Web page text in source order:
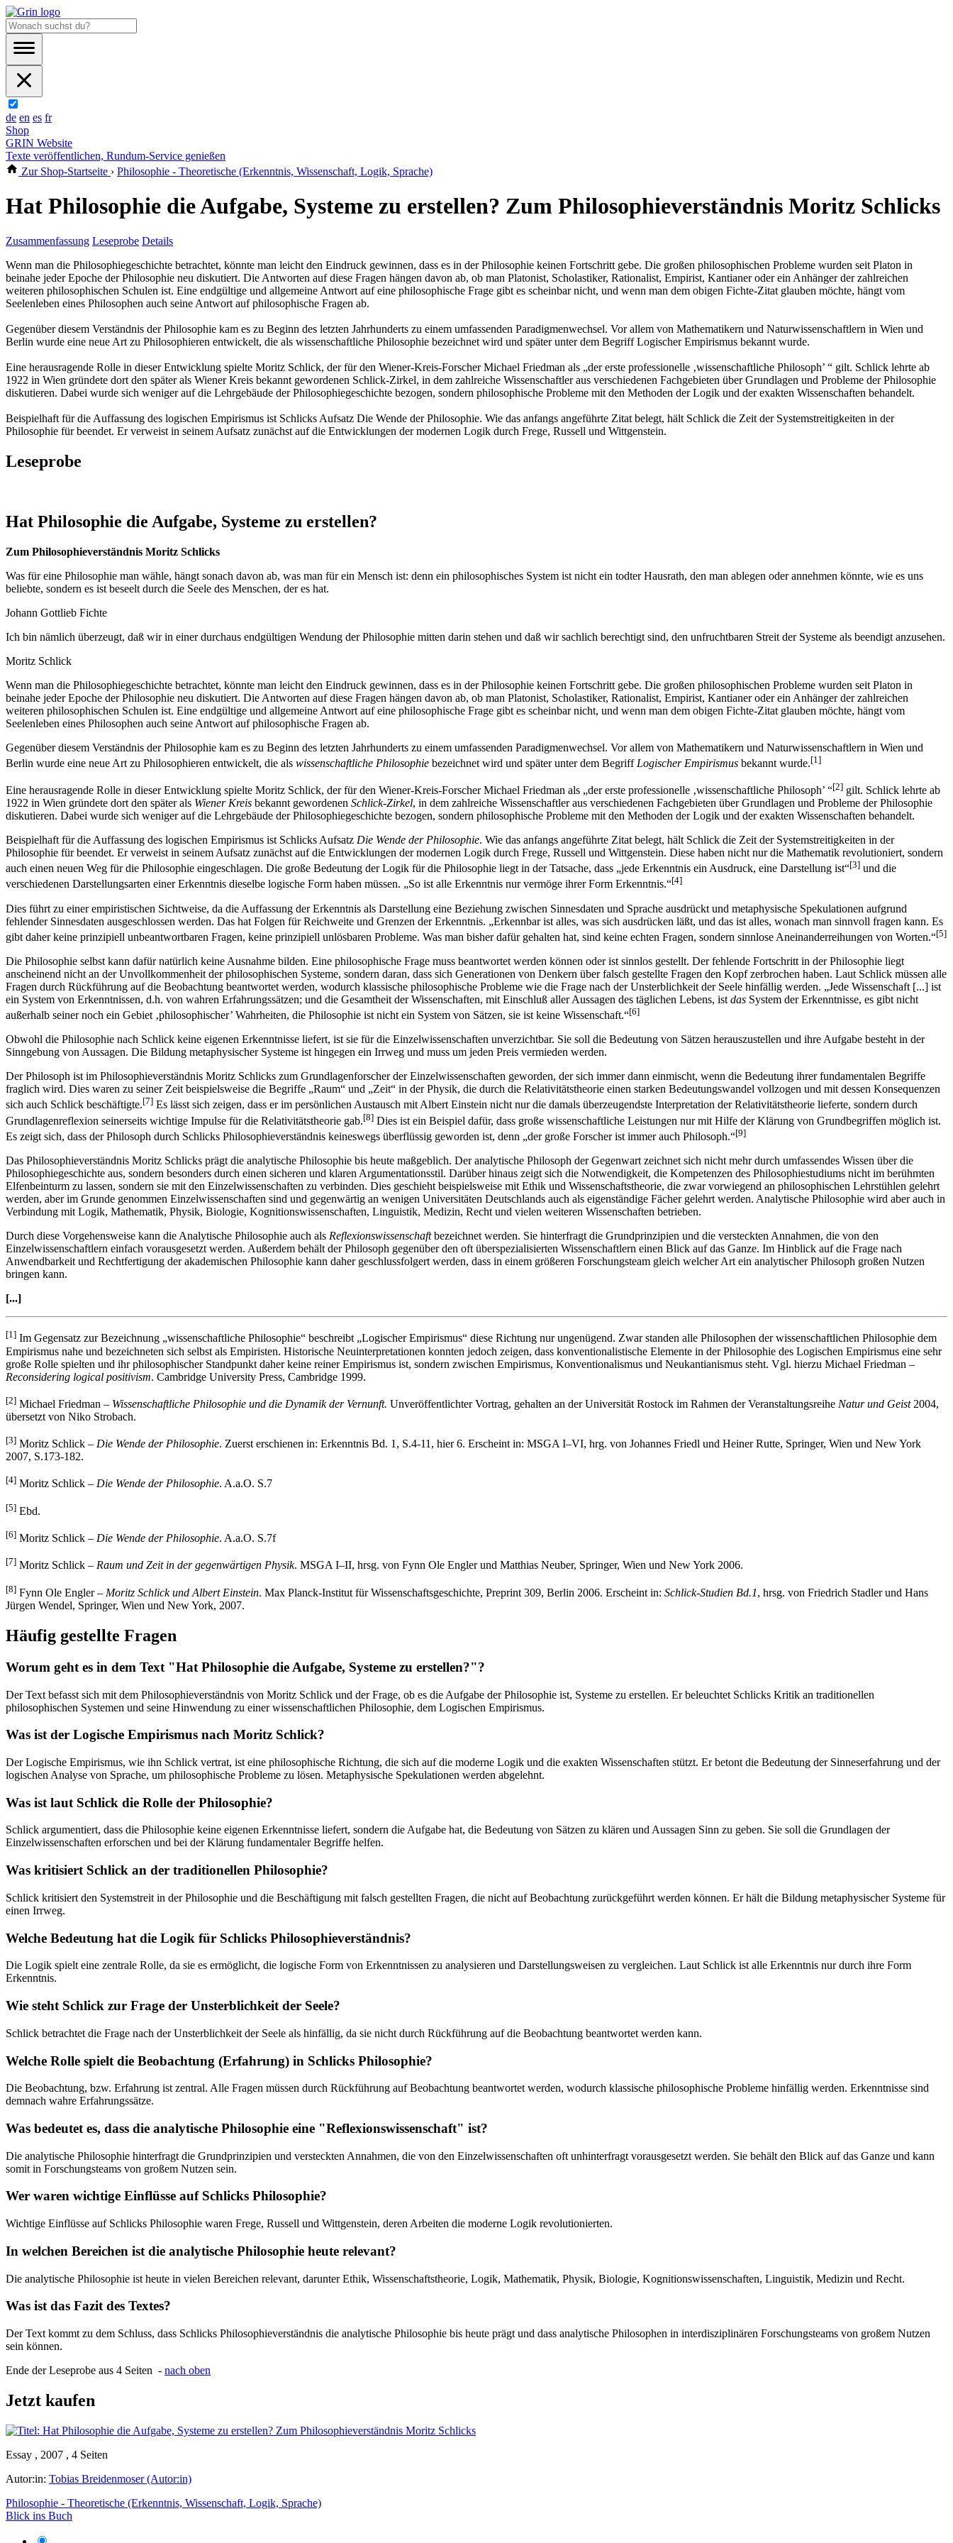
de en es fr
Shop
GRIN Website
Texte veröffentlichen, Rundum-Service genießen
Zur Shop-Startseite › Philosophie - Theoretische (Erkenntnis, Wissenschaft, Logik, Sprache)
Hat Philosophie die Aufgabe, Systeme zu erstellen? Zum Philosophieverständnis Moritz Schlicks
Zusammenfassung Leseprobe Details
Wenn man die Philosophiegeschichte betrachtet, könnte man leicht den Eindruck gewinnen, dass es in der Philosophie keinen Fortschritt gebe. Die großen philosophischen Probleme wurden seit Platon in
beinahe jeder Epoche der Philosophie neu diskutiert. Die Antworten auf diese Fragen hängen davon ab, ob man Platonist, Scholastiker, Rationalist, Empirist, Kantianer oder ein Anhänger der zahlreichen
weiteren philosophischen Schulen ist. Eine endgültige und allgemeine Antwort auf eine philosophische Frage gibt es scheinbar nicht, und wenn man dem obigen Fichte-Zitat glauben möchte, hängt vom
Seelenleben eines Philosophen auch seine Antwort auf philosophische Fragen ab.
Gegenüber diesem Verständnis der Philosophie kam es zu Beginn des letzten Jahrhunderts zu einem umfassenden Paradigmenwechsel. Vor allem von Mathematikern und Naturwissenschaftlern in Wien und
Berlin wurde eine neue Art zu Philosophieren entwickelt, die als wissenschaftliche Philosophie bezeichnet wird und später unter dem Begriff Logischer Empirismus bekannt wurde.
Eine herausragende Rolle in dieser Entwicklung spielte Moritz Schlick, der für den Wiener-Kreis-Forscher Michael Friedman als „der erste professionelle ‚wissenschaftliche Philosoph’ “ gilt. Schlick lehrte ab
1922 in Wien gründete dort den später als Wiener Kreis bekannt gewordenen Schlick-Zirkel, in dem zahlreiche Wissenschaftler aus verschiedenen Fachgebieten über Grundlagen und Probleme der Philosophie
diskutieren. Dabei wurde sich weniger auf die Lehrgebäude der Philosophiegeschichte bezogen, sondern philosophische Probleme mit den Methoden der Logik und der exakten Wissenschaften behandelt.
Beispielhaft für die Auffassung des logischen Empirismus ist Schlicks Aufsatz Die Wende der Philosophie. Wie das anfangs angeführte Zitat belegt, hält Schlick die Zeit der Systemstreitigkeiten in der
Philosophie für beendet. Er verweist in seinem Aufsatz zunächst auf die Entwicklungen der modernen Logik durch Frege, Russell und Wittgenstein.
Leseprobe
Hat Philosophie die Aufgabe, Systeme zu erstellen?
Zum Philosophieverständnis Moritz Schlicks
Was für eine Philosophie man wähle, hängt sonach davon ab, was man für ein Mensch ist: denn ein philosophisches System ist nicht ein todter Hausrath, den man ablegen oder annehmen könnte, wie es uns
beliebte, sondern es ist beseelt durch die Seele des Menschen, der es hat.
Johann Gottlieb Fichte
Ich bin nämlich überzeugt, daß wir in einer durchaus endgültigen Wendung der Philosophie mitten darin stehen und daß wir sachlich berechtigt sind, den unfruchtbaren Streit der Systeme als beendigt anzusehen.
Moritz Schlick
Wenn man die Philosophiegeschichte betrachtet, könnte man leicht den Eindruck gewinnen, dass es in der Philosophie keinen Fortschritt gebe. Die großen philosophischen Probleme wurden seit Platon in
beinahe jeder Epoche der Philosophie neu diskutiert. Die Antworten auf diese Fragen hängen davon ab, ob man Platonist, Scholastiker, Rationalist, Empirist, Kantianer oder ein Anhänger der zahlreichen
weiteren philosophischen Schulen ist. Eine endgültige und allgemeine Antwort auf eine philosophische Frage gibt es scheinbar nicht, und wenn man dem obigen Fichte-Zitat glauben möchte, hängt vom
Seelenleben eines Philosophen auch seine Antwort auf philosophische Fragen ab.
Gegenüber diesem Verständnis der Philosophie kam es zu Beginn des letzten Jahrhunderts zu einem umfassenden Paradigmenwechsel. Vor allem von Mathematikern und Naturwissenschaftlern in Wien und
Berlin wurde eine neue Art zu Philosophieren entwickelt, die als wissenschaftliche Philosophie bezeichnet wird und später unter dem Begriff Logischer Empirismus bekannt wurde.[1]
Eine herausragende Rolle in dieser Entwicklung spielte Moritz Schlick, der für den Wiener-Kreis-Forscher Michael Friedman als „der erste professionelle ‚wissenschaftliche Philosoph’ “[2] gilt. Schlick lehrte ab
1922 in Wien gründete dort den später als Wiener Kreis bekannt gewordenen Schlick-Zirkel, in dem zahlreiche Wissenschaftler aus verschiedenen Fachgebieten über Grundlagen und Probleme der Philosophie
diskutieren. Dabei wurde sich weniger auf die Lehrgebäude der Philosophiegeschichte bezogen, sondern philosophische Probleme mit den Methoden der Logik und der exakten Wissenschaften behandelt.
Beispielhaft für die Auffassung des logischen Empirismus ist Schlicks Aufsatz Die Wende der Philosophie. Wie das anfangs angeführte Zitat belegt, hält Schlick die Zeit der Systemstreitigkeiten in der
Philosophie für beendet. Er verweist in seinem Aufsatz zunächst auf die Entwicklungen der modernen Logik durch Frege, Russell und Wittgenstein. Diese haben nicht nur die Mathematik revolutioniert, sondern
auch einen neuen Weg für die Philosophie eingeschlagen. Die große Bedeutung der Logik für die Philosophie liegt in der Tatsache, dass „jede Erkenntnis ein Ausdruck, eine Darstellung ist“[3] und die
verschiedenen Darstellungsarten einer Erkenntnis dieselbe logische Form haben müssen. „So ist alle Erkenntnis nur vermöge ihrer Form Erkenntnis.“[4]
Dies führt zu einer empiristischen Sichtweise, da die Auffassung der Erkenntnis als Darstellung eine Beziehung zwischen Sinnesdaten und Sprache ausdrückt und metaphysische Spekulationen aufgrund
fehlender Sinnesdaten ausgeschlossen werden. Das hat Folgen für Reichweite und Grenzen der Erkenntnis. „Erkennbar ist alles, was sich ausdrücken läßt, und das ist alles, wonach man sinnvoll fragen kann. Es
gibt daher keine prinzipiell unbeantwortbaren Fragen, keine prinzipiell unlösbaren Probleme. Was man bisher dafür gehalten hat, sind keine echten Fragen, sondern sinnlose Aneinanderreihungen von Worten.“[5]
Die Philosophie selbst kann dafür natürlich keine Ausnahme bilden. Eine philosophische Frage muss beantwortet werden können oder ist sinnlos gestellt. Der fehlende Fortschritt in der Philosophie liegt
anscheinend nicht an der Unvollkommenheit der philosophischen Systeme, sondern daran, dass sich Generationen von Denkern über falsch gestellte Fragen den Kopf zerbrochen haben. Laut Schlick müssen alle
Fragen durch Rückführung auf die Beobachtung beantwortet werden, wodurch klassische philosophische Probleme wie die Frage nach der Unsterblichkeit der Seele hinfällig werden. „Jede Wissenschaft [...] ist
ein System von Erkenntnissen, d.h. von wahren Erfahrungssätzen; und die Gesamtheit der Wissenschaften, mit Einschluß aller Aussagen des täglichen Lebens, ist das System der Erkenntnisse, es gibt nicht
außerhalb seiner noch ein Gebiet ‚philosophischer’ Wahrheiten, die Philosophie ist nicht ein System von Sätzen, sie ist keine Wissenschaft.“[6]
Obwohl die Philosophie nach Schlick keine eigenen Erkenntnisse liefert, ist sie für die Einzelwissenschaften unverzichtbar. Sie soll die Bedeutung von Sätzen herauszustellen und ihre Aufgabe besteht in der
Sinngebung von Aussagen. Die Bildung metaphysischer Systeme ist hingegen ein Irrweg und muss um jeden Preis vermieden werden.
Der Philosoph ist im Philosophieverständnis Moritz Schlicks zum Grundlagenforscher der Einzelwissenschaften geworden, der sich immer dann einmischt, wenn die Bedeutung ihrer fundamentalen Begriffe
fraglich wird. Dies waren zu seiner Zeit beispielsweise die Begriffe „Raum“ und „Zeit“ in der Physik, die durch die Relativitätstheorie einen starken Bedeutungswandel vollzogen und mit dessen Konsequenzen
sich auch Schlick beschäftigte.[7] Es lässt sich zeigen, dass er im persönlichen Austausch mit Albert Einstein nicht nur die damals überzeugendste Interpretation der Relativitätstheorie lieferte, sondern durch
Grundlagenreflexion seinerseits wichtige Impulse für die Relativitätstheorie gab.[8] Dies ist ein Beispiel dafür, dass große wissenschaftliche Leistungen nur mit Hilfe der Klärung von Grundbegriffen möglich ist.
Es zeigt sich, dass der Philosoph durch Schlicks Philosophieverständnis keineswegs überflüssig geworden ist, denn „der große Forscher ist immer auch Philosoph.“[9]
Das Philosophieverständnis Moritz Schlicks prägt die analytische Philosophie bis heute maßgeblich. Der analytische Philosoph der Gegenwart zeichnet sich nicht mehr durch umfassendes Wissen über die
Philosophiegeschichte aus, sondern besonders durch einen sicheren und klaren Argumentationsstil. Darüber hinaus zeigt sich die Notwendigkeit, die Kompetenzen des Philosophiestudiums nicht im berühmten
Elfenbeinturm zu lassen, sondern sie mit den Einzelwissenschaften zu verbinden. Dies geschieht beispielsweise mit Ethik und Wissenschaftstheorie, die zwar vorwiegend an philosophischen Lehrstühlen gelehrt
werden, aber im Grunde genommen Einzelwissenschaften sind und gegenwärtig an wenigen Universitäten Deutschlands auch als eigenständige Fächer gelehrt werden. Analytische Philosophie wird aber auch in
Verbindung mit Logik, Mathematik, Physik, Biologie, Kognitionswissenschaften, Linguistik, Medizin, Recht und vielen weiteren Wissenschaften betrieben.
Durch diese Vorgehensweise kann die Analytische Philosophie auch als Reflexionswissenschaftbezeichnet werden. Sie hinterfragt die Grundprinzipien und die versteckten Annahmen, die von den
Einzelwissenschaftlern einfach vorausgesetzt werden. Außerdem behält der Philosoph gegenüber den oft überspezialisierten Wissenschaftlern einen Blick auf das Ganze. Im Hinblick auf die Frage nach
Anwendbarkeit und Rechtfertigung der akademischen Philosophie kann daher geschlussfolgert werden, dass in einem größeren Forschungsteam gleich welcher Art ein analytischer Philosoph großen Nutzen
bringen kann.
[...]
[1] Im Gegensatz zur Bezeichnung „wissenschaftliche Philosophie“ beschreibt „Logischer Empirismus“ diese Richtung nur ungenügend. Zwar standen alle Philosophen der wissenschaftlichen Philosophie dem
Empirismus nahe und bezeichneten sich selbst als Empiristen. Historische Neuinterpretationen konnten jedoch zeigen, dass konventionalistische Elemente in der Philosophie des Logischen Empirismus eine sehr
große Rolle spielten und ihr philosophischer Standpunkt daher keine reiner Empirismus ist, sondern zwischen Empirismus, Konventionalismus und Neukantianismus steht. Vgl. hierzu Michael Friedman –
Reconsidering logical positivism. Cambridge University Press, Cambridge 1999.
[2] Michael Friedman – Wissenschaftliche Philosophie und die Dynamik der Vernunft. Unveröffentlichter Vortrag, gehalten an der Universität Rostock im Rahmen der Veranstaltungsreihe Natur und Geist2004,
übersetzt von Niko Strobach.
[3] Moritz Schlick – Die Wende der Philosophie. Zuerst erschienen in: Erkenntnis Bd. 1, S.4-11, hier 6. Erscheint in: MSGA I–VI, hrg. von Johannes Friedl und Heiner Rutte, Springer, Wien und New York
2007, S.173-182.
[4] Moritz Schlick – Die Wende der Philosophie. A.a.O. S.7
[5] Ebd.
[6] Moritz Schlick – Die Wende der Philosophie. A.a.O. S.7f
[7] Moritz Schlick – Raum und Zeit in der gegenwärtigen Physik. MSGA I–II, hrsg. von Fynn Ole Engler und Matthias Neuber, Springer, Wien und New York 2006.
[8] Fynn Ole Engler – Moritz Schlick und Albert Einstein. Max Planck-Institut für Wissenschaftsgeschichte, Preprint 309, Berlin 2006. Erscheint in: Schlick-Studien Bd.1, hrsg. von Friedrich Stadler und Hans
Jürgen Wendel, Springer, Wien und New York, 2007.
Häufig gestellte Fragen
Worum geht es in dem Text "Hat Philosophie die Aufgabe, Systeme zu erstellen?"?
Der Text befasst sich mit dem Philosophieverständnis von Moritz Schlick und der Frage, ob es die Aufgabe der Philosophie ist, Systeme zu erstellen. Er beleuchtet Schlicks Kritik an traditionellen
philosophischen Systemen und seine Hinwendung zu einer wissenschaftlichen Philosophie, dem Logischen Empirismus.
Was ist der Logische Empirismus nach Moritz Schlick?
Der Logische Empirismus, wie ihn Schlick vertrat, ist eine philosophische Richtung, die sich auf die moderne Logik und die exakten Wissenschaften stützt. Er betont die Bedeutung der Sinneserfahrung und der
logischen Analyse von Sprache, um philosophische Probleme zu lösen. Metaphysische Spekulationen werden abgelehnt.
Was ist laut Schlick die Rolle der Philosophie?
Schlick argumentiert, dass die Philosophie keine eigenen Erkenntnisse liefert, sondern die Aufgabe hat, die Bedeutung von Sätzen zu klären und Aussagen Sinn zu geben. Sie soll die Grundlagen der
Einzelwissenschaften erforschen und bei der Klärung fundamentaler Begriffe helfen.
Was kritisiert Schlick an der traditionellen Philosophie?
Schlick kritisiert den Systemstreit in der Philosophie und die Beschäftigung mit falsch gestellten Fragen, die nicht auf Beobachtung zurückgeführt werden können. Er hält die Bildung metaphysischer Systeme für
einen Irrweg.
Welche Bedeutung hat die Logik für Schlicks Philosophieverständnis?
Die Logik spielt eine zentrale Rolle, da sie es ermöglicht, die logische Form von Erkenntnissen zu analysieren und Darstellungsweisen zu vergleichen. Laut Schlick ist alle Erkenntnis nur durch ihre Form
Erkenntnis.
Wie steht Schlick zur Frage der Unsterblichkeit der Seele?
Schlick betrachtet die Frage nach der Unsterblichkeit der Seele als hinfällig, da sie nicht durch Rückführung auf die Beobachtung beantwortet werden kann.
Welche Rolle spielt die Beobachtung (Erfahrung) in Schlicks Philosophie?
Die Beobachtung, bzw. Erfahrung ist zentral. Alle Fragen müssen durch Rückführung auf Beobachtung beantwortet werden, wodurch klassische philosophische Probleme hinfällig werden. Erkenntnisse sind
demnach wahre Erfahrungssätze.
Was bedeutet es, dass die analytische Philosophie eine "Reflexionswissenschaft" ist?
Die analytische Philosophie hinterfragt die Grundprinzipien und versteckten Annahmen, die von den Einzelwissenschaften oft unhinterfragt vorausgesetzt werden. Sie behält den Blick auf das Ganze und kann
somit in Forschungsteams von großem Nutzen sein.
Wer waren wichtige Einflüsse auf Schlicks Philosophie?
Wichtige Einflüsse auf Schlicks Philosophie waren Frege, Russell und Wittgenstein, deren Arbeiten die moderne Logik revolutionierten.
In welchen Bereichen ist die analytische Philosophie heute relevant?
Die analytische Philosophie ist heute in vielen Bereichen relevant, darunter Ethik, Wissenschaftstheorie, Logik, Mathematik, Physik, Biologie, Kognitionswissenschaften, Linguistik, Medizin und Recht.
Was ist das Fazit des Textes?
Der Text kommt zu dem Schluss, dass Schlicks Philosophieverständnis die analytische Philosophie bis heute prägt und dass analytische Philosophen in interdisziplinären Forschungsteams von großem Nutzen
sein können.
Ende der Leseprobe aus 4 Seiten - nach oben
Jetzt kaufen
Essay , 2007 , 4 Seiten
Autor:in: Tobias Breidenmoser (Autor:in)
Philosophie - Theoretische (Erkenntnis, Wissenschaft, Logik, Sprache)
Blick ins Buch